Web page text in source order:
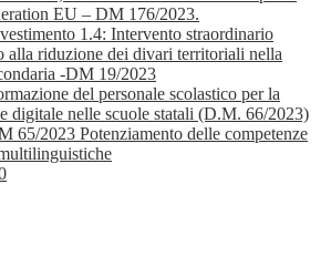
EU – DM 176/2023.
1.4: Intervento straordinario
alla riduzione dei divari territoriali nella
-DM 19/2023
del personale scolastico per la
digitale nelle scuole statali (D.M. 66/2023)
65/2023 Potenziamento delle competenze